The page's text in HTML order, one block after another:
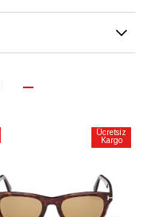
Ücretsiz
Kargo